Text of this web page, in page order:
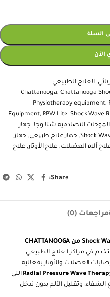
السلة
الآن
, العلاج الطبيعي
Chattanooga, Chattanooga
Physiotherapy equipment,
Equipment, RPW Lite, Shock Wave
الموجات التصادميه شتانوجا, جهاز
, جهاز علاج طبيعي, جهاز
آلام العضلات, علاج الأوتار, علاج
Share:
مراجعات (0)
Shock Wave RPW LITE من CHATTANOOGA
في مراكز العلاج الطبيعي
العضلات والأوتار بفعالية
Radial Pressure Wave التي
الشفاء، وتقليل الألم بدون تدخل